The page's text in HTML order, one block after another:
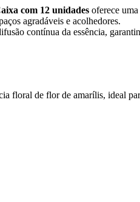
com 12 unidades oferece
agradáveis e acolhedores.
contínua da essência,
floral de flor de amarílis, ideal